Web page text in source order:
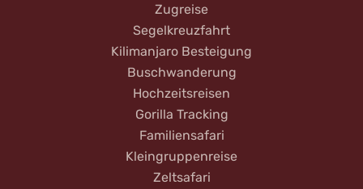
Zugreise
Segelkreuzfahrt
Kilimanjaro Besteigung
Buschwanderung
Hochzeitsreisen
Gorilla Tracking
Familiensafari
Kleingruppenreise
Zeltsafari